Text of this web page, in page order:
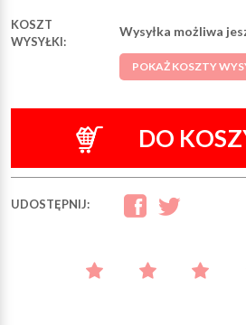
KOSZT
WYSYŁKI:
Wysyłka możliwa
POKAŻ KOSZTY
DO
UDOSTĘPNIJ: